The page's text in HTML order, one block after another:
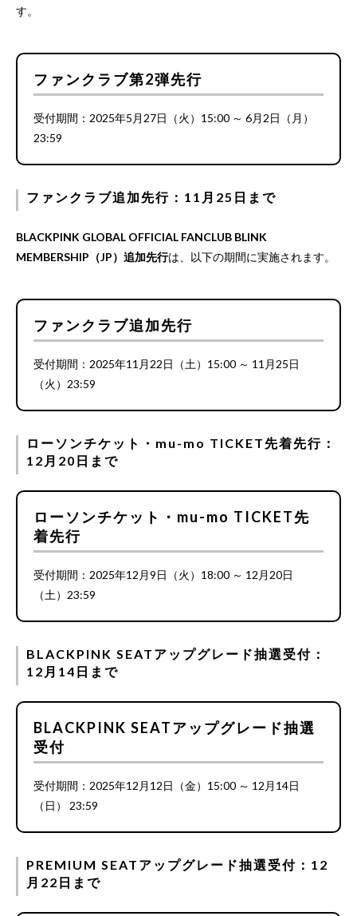
す。
ファンクラブ第2弾先行
受付期間：2025年5月27日（火）15:00 ～ 6月2日（月）
23:59
ファンクラブ追加先行：11月25日まで
BLACKPINK GLOBAL OFFICIAL FANCLUB BLINK
MEMBERSHIP（JP）追加先行は、以下の期間に実施されます。
ファンクラブ追加先行
受付期間：2025年11月22日（土）15:00 ～ 11月25日
（火）23:59
ローソンチケット・mu-mo TICKET先着先行：
12月20日まで
ローソンチケット・mu-mo TICKET先
着先行
受付期間：2025年12月9日（火）18:00 ～ 12月20日
（土）23:59
BLACKPINK SEATアップグレード抽選受付：
12月14日まで
BLACKPINK SEATアップグレード抽選
受付
受付期間：2025年12月12日（金）15:00 ～ 12月14日
（日） 23:59
PREMIUM SEATアップグレード抽選受付：12
月22日まで